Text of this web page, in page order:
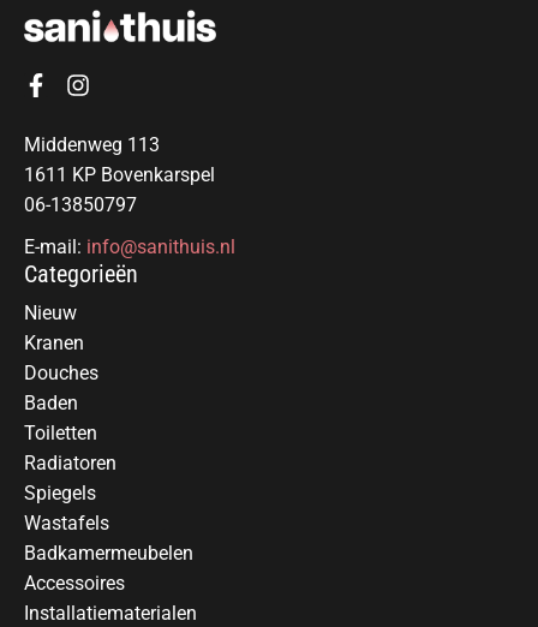
Middenweg 113
1611 KP Bovenkarspel
06-13850797
E-mail: info@sanithuis.nl
Categorieën
Nieuw
Kranen
Douches
Baden
Toiletten
Radiatoren
Spiegels
Wastafels
Badkamermeubelen
Accessoires
Installatiematerialen